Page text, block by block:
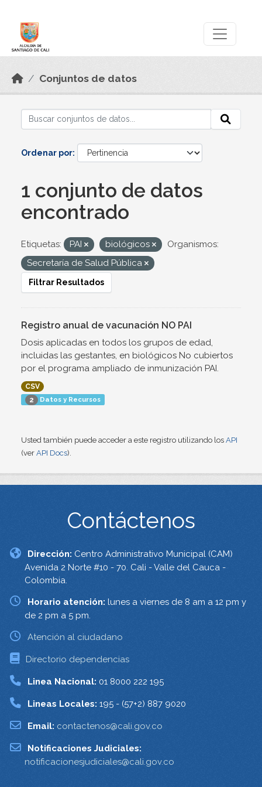
Conjuntos de datos
Ordenar por
1 conjunto de datos
encontrado
Etiquetas: PAI biológicos
Organismos:
Secretaría de Salud Pública
Filtrar Resultados
Registro anual de vacunación NO PAI
Dosis aplicadas en todos los grupos de edad,
incluidas las gestantes, en biológicos No cubiertos
por el programa ampliado de inmunización PAI.
CSV
2 Datos y Recursos
Usted también puede acceder a este registro utilizando los API
(ver API Docs).
Contáctenos
Dirección: Centro Administrativo Municipal (CAM)
Avenida 2 Norte #10 - 70. Cali - Valle del Cauca -
Colombia.
Horario atención: lunes a viernes de 8 am a 12 pm y
de 2 pm a 5 pm.
Atención al ciudadano
Directorio dependencias
Linea Nacional: 01 8000 222 195
Lineas Locales: 195 - (57+2) 887 9020
Email: contactenos@cali.gov.co
Notificaciones Judiciales:
notificacionesjudiciales@cali.gov.co